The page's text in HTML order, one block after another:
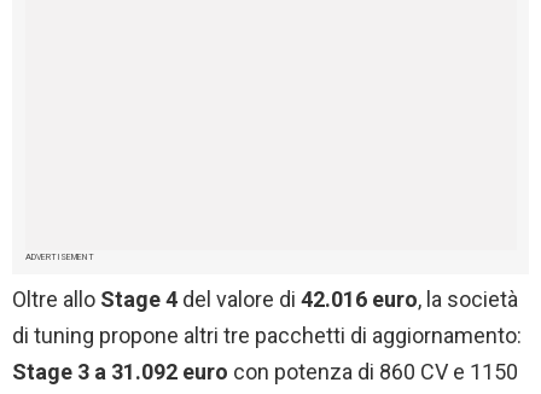
ADVERTISEMENT
Oltre allo Stage 4 del valore di 42.016 euro, la società
di tuning propone altri tre pacchetti di aggiornamento:
Stage 3 a 31.092 euro con potenza di 860 CV e 1150